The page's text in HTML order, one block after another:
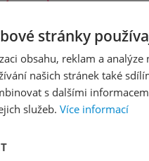
č. 2 a moll op. 51
stránky
obsahu, reklam a
našich stránek také
s dalšími
služeb. Více informací